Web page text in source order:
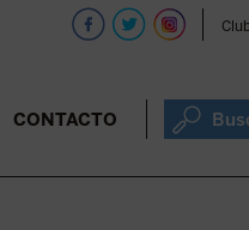
CONTACTO